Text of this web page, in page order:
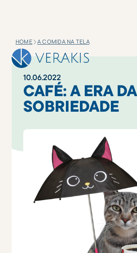
HOME A COMIDA NA TELA
10.06.2022
CAFÉ: A ERA DA
SOBRIEDADE